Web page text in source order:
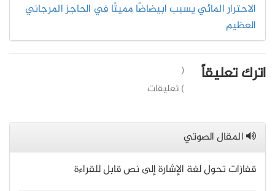
الاحترار المائي يسبب ابيضاضًا مميتًا في الحاجز المرجاني
العظيم
اترك تعليقاً
(
) تعليقات
المقال الصوتي
قفازات تحول لغة الإشارة إلى نص قابل للقراءة